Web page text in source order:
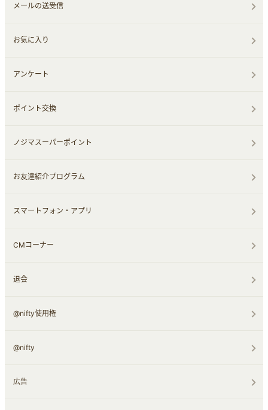
メールの送受信
お気に入り
アンケート
ポイント交換
ノジマスーパーポイント
お友達紹介プログラム
スマートフォン・アプリ
CMコーナー
退会
@nifty使用権
@nifty
広告